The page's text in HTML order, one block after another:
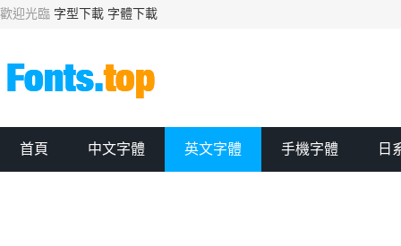
歡迎光臨 字型下載 字體下載
首頁 中文字體 英文字體 手機字體 日